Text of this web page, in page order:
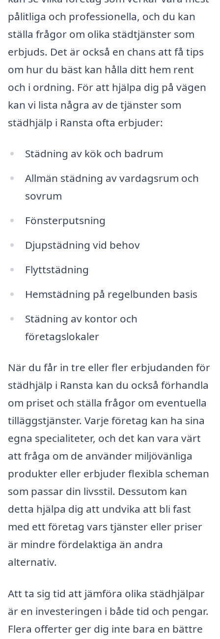
pålitliga och professionella, och du kan
ställa frågor om olika städtjänster som
erbjuds. Det är också en chans att få tips
om hur du bäst kan hålla ditt hem rent
och i ordning. För att hjälpa dig på vägen
kan vi lista några av de tjänster som
städhjälp i Ransta ofta erbjuder:
Städning av kök och badrum
Allmän städning av vardagsrum och
sovrum
Fönsterputsning
Djupstädning vid behov
Flyttstädning
Hemstädning på regelbunden basis
Städning av kontor och
företagslokaler
När du får in tre eller fler erbjudanden för
städhjälp i Ransta kan du också förhandla
om priset och ställa frågor om eventuella
tilläggstjänster. Varje företag kan ha sina
egna specialiteter, och det kan vara värt
att fråga om de använder miljövänliga
produkter eller erbjuder flexibla scheman
som passar din livsstil. Dessutom kan
detta hjälpa dig att undvika att bli fast
med ett företag vars tjänster eller priser
är mindre fördelaktiga än andra
alternativ.
Att ta sig tid att jämföra olika städhjälpar
är en investeringen i både tid och pengar.
Flera offerter ger dig inte bara en bättre